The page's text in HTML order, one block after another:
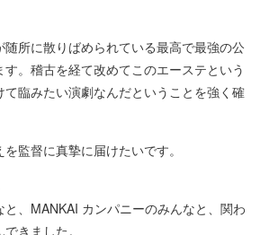
随所に散りばめられている最高で最強の公
。稽古を経て改めてこのエーステという
臨みたい演劇なんだということを強く確
監督に真摯に届けたいです。
と、MANKAI カンパニーのみんなと、関わ
きました。